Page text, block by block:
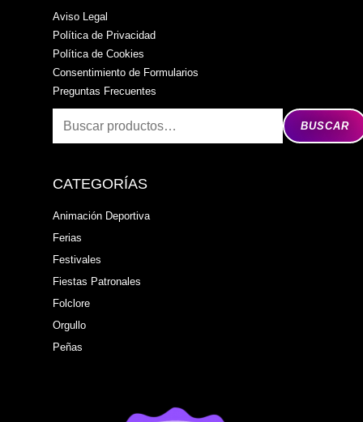
Aviso Legal
Política de Privacidad
Política de Cookies
Consentimiento de Formularios
Preguntas Frecuentes
BUSCAR
CATEGORÍAS
Animación Deportiva
Ferias
Festivales
Fiestas Patronales
Folclore
Orgullo
Peñas